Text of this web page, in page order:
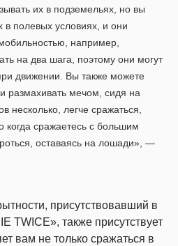
их в подземельях, но вы
в полевых условиях, и они
например,
на два шага, поэтому они могут
движении. Вы также можете
размахивать мечом, сидя на
несколько, легче сражаться,
когда сражаетесь с большим
оставаясь на лошади», —
присутствовавший в
TWICE», также присутствует
вам не только сражаться в